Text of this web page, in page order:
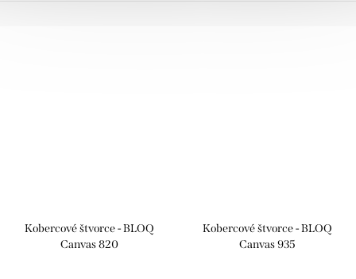
Kobercové štvorce - BLOQ
Canvas 820
Kobercové štvorce - BLOQ
Canvas 935